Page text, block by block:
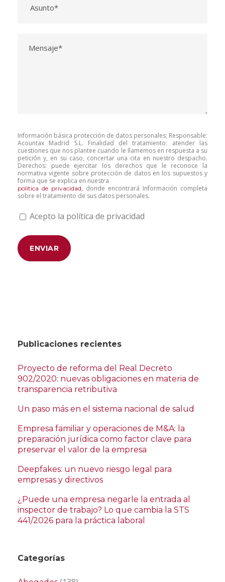
Información básica protección de datos personales; Responsable:
Acountax Madrid S.L. Finalidad del tratamiento: atender las
cuestiones que nos plantee cuando le llamemos en respuesta a su
petición y, en su caso, concertar una cita en nuestro despacho.
Derechos: puede ejercitar los derechos que le reconoce la
normativa vigente sobre protección de datos en los supuestos y
forma que se explica en nuestra
política de privacidad, donde encontrará Información completa
sobre el tratamiento de sus datos personales.
Acepto la política de privacidad
Publicaciones recientes
Proyecto de reforma del Real Decreto
902/2020: nuevas obligaciones en materia de
transparencia retributiva
Un paso más en el sistema nacional de salud
Empresa familiar y operaciones de M&A: la
preparación jurídica como factor clave para
preservar el valor de la empresa
Deepfakes: un nuevo riesgo legal para
empresas y directivos
¿Puede una empresa negarle la entrada al
inspector de trabajo? Lo que cambia la STS
441/2026 para la práctica laboral
Categorías